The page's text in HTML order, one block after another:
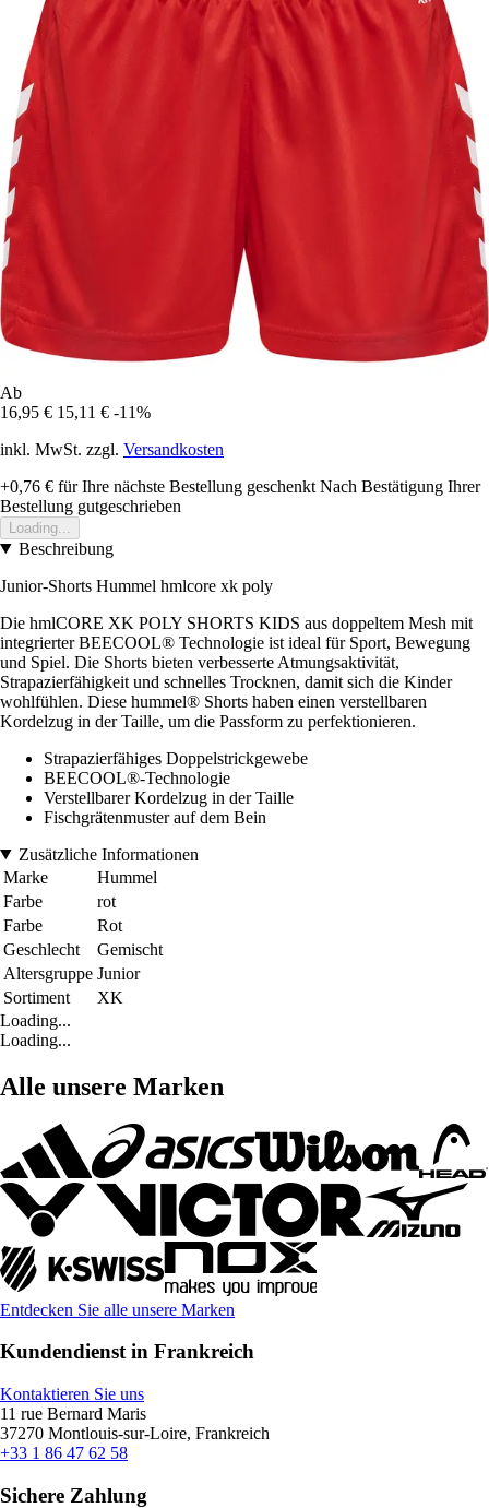
Ab
16,95 € 15,11 € -11%
inkl. MwSt. zzgl. Versandkosten
+0,76 € für Ihre nächste Bestellung geschenkt Nach Bestätigung Ihrer
Bestellung gutgeschrieben
Loading...
Beschreibung
Junior-Shorts Hummel hmlcore xk poly
Die hmlCORE XK POLY SHORTS KIDS aus doppeltem Mesh mit
integrierter BEECOOL® Technologie ist ideal für Sport, Bewegung
und Spiel. Die Shorts bieten verbesserte Atmungsaktivität,
Strapazierfähigkeit und schnelles Trocknen, damit sich die Kinder
wohlfühlen. Diese hummel® Shorts haben einen verstellbaren
Kordelzug in der Taille, um die Passform zu perfektionieren.
Strapazierfähiges Doppelstrickgewebe
BEECOOL®-Technologie
Verstellbarer Kordelzug in der Taille
Fischgrätenmuster auf dem Bein
Zusätzliche Informationen
Marke
Hummel
Farbe
rot
Farbe
Rot
Geschlecht
Gemischt
Altersgruppe Junior
Sortiment
XK
Loading...
Loading...
Alle unsere Marken
Entdecken Sie alle unsere Marken
Kundendienst in Frankreich
Kontaktieren Sie uns
11 rue Bernard Maris
37270 Montlouis-sur-Loire, Frankreich
+33 1 86 47 62 58
Sichere Zahlung